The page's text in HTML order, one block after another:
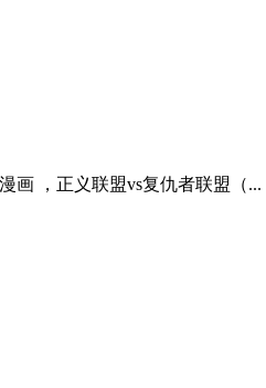
画 ，正义联盟vs复仇者联盟（...